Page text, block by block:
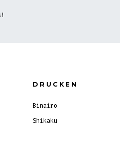
DRUCKEN
Binairo
Shikaku